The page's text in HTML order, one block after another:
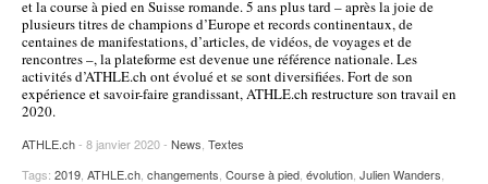
POURQUOI ATHLE.CH ?
ATHLE.CH RÉGIONS | VAUD
HIGHLIGHTS
LIVRES
et la course à pied en Suisse romande. 5 ans plus tard – après la joie de
plusieurs titres de champions d’Europe et records continentaux, de
centaines de manifestations, d’articles, de vidéos, de voyages et de
rencontres –, la plateforme est devenue une référence nationale. Les
activités d’ATHLE.ch ont évolué et se sont diversifiées. Fort de son
expérience et savoir-faire grandissant, ATHLE.ch restructure son travail en
2020.
ATHLE.ch- 8 janvier 2020 - News Textes
Tags: 2019 ATHLE.ch changements Course à pied évolution Julien Wanders